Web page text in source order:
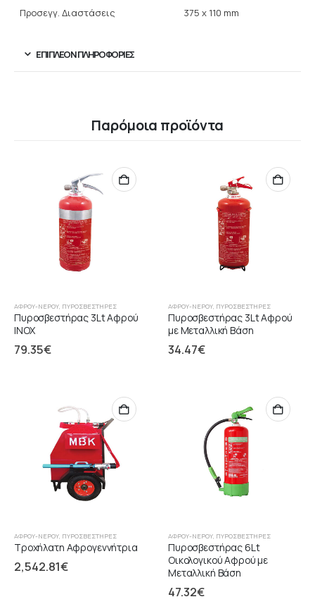
Προσεγγ. Διαστάσεις 375 x 110 mm
ΕΠΙΠΛΈΟΝ ΠΛΗΡΟΦΟΡΊΕΣ
Παρόμοια προϊόντα
ΑΦΡΟΎ-ΝΕΡΟΎ, ΠΥΡΟΣΒΕΣΤΉΡΕΣ
Πυροσβεστήρας 3Lt Αφρού
INOX
79.35€
ΑΦΡΟΎ-ΝΕΡΟΎ, ΠΥΡΟΣΒΕΣΤΉΡΕΣ
Πυροσβεστήρας 3Lt Αφρού
με Μεταλλική Βάση
34.47€
ΑΦΡΟΎ-ΝΕΡΟΎ, ΠΥΡΟΣΒΕΣΤΉΡΕΣ
Τροχήλατη Αφρογεννήτρια
2,542.81€
ΑΦΡΟΎ-ΝΕΡΟΎ, ΠΥΡΟΣΒΕΣΤΉΡΕΣ
Πυροσβεστήρας 6Lt
Οικολογικού Αφρού με
Μεταλλική Βάση
47.32€